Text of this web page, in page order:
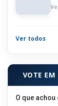
Ver todos
VOTE EM
O que